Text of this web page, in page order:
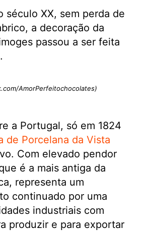
século XX, sem perda de
a decoração da
passou a ser feita
AmorPerfeitochocolates)
a Portugal, só em 1824
de Porcelana da Vista
Com elevado pendor
é a mais antiga da
representa um
continuado por uma
industriais com
produzir e para exportar